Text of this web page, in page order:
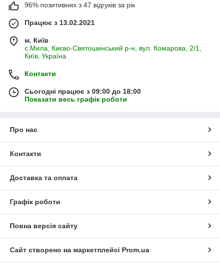
96% позитивних з 47 відгуків за рік
Працює з 13.02.2021
м. Київ
с.Мила, Києво-Святошинський р-н, вул. Комарова, 2/1,
Київ, Україна
Контакти
Сьогодні працює з 09:00 до 18:00
Показати весь графік роботи
Про нас
Контакти
Доставка та оплата
Графік роботи
Повна версія сайту
Сайт створено на маркетплейсі Prom.ua